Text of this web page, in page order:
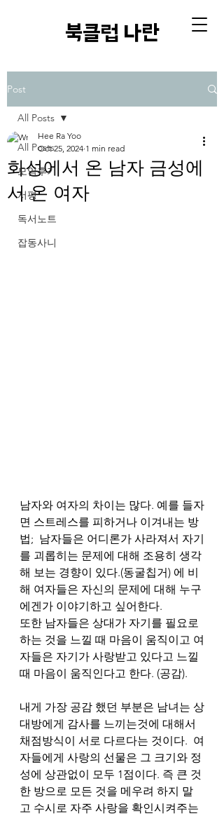
​북클럽 나란
Post
All Posts
모임후기
서평
독서노트
잡동사니
All Posts
화성에서 온 남자 금성에
서 온 여자
Hee Ra Yoo
Oct 25, 2024 1 min read
남자와 여자의 차이는 많다. 예를 들자
면 스트레스를 피하거나 이겨내는 방
법;  남자들은 어디론가 사라져서 자기
를 괴롭히는 문제에 대해 조용히 생각
해 보는 경향이 있다.(동굴칩거) 에 비
해 여자들은 자신의 문제에 대해 누구
에겐가 이야기하고 싶어한다.
또한 남자들은 상대가 자기를 필요로
하는 것을 느낄 때 마음이 움직이고 여
자들은 자기가 사랑받고 있다고 느낄
때 마음이 움직인다고 한다. (공감).
내게 가장 공감 했던 부분은 남녀는 상
대방에게 감사를 느끼는것에 대해서
채점방식이 서로 다르다는 것이다.  여
자들에게 사랑의 선물은 그 크기와 정
성에 상관없이 모두 1점이다. 즉 큰 것
한 방으로 모든 것을 메우려 하지 말
고 수시로 자주 사랑을 확인시켜주는